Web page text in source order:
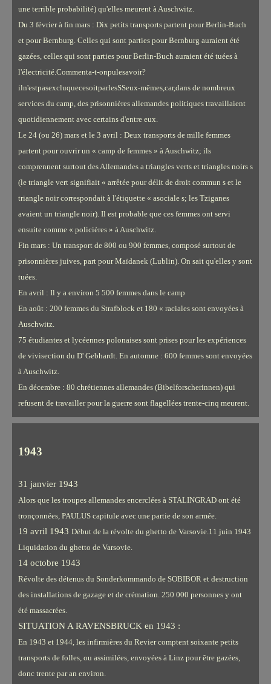
une terrible probabilité) qu'elles meurent à Auschwitz.
Du 3 février à fin mars : Dix petits transports partent pour Berlin-Buch
et pour Bernburg. Celles qui sont parties pour Bernburg auraient été
gazées, celles qui sont parties pour Berlin-Buch auraient été tuées à
l'électricité.Commenta-t-onpulesavoir?
iln'estpasexcluquecesoitparlesSSeux-mêmes,car,dans de nombreux
services du camp, des prisonnières allemandes politiques travaillaient
quotidiennement avec certains d'entre eux.
Le 24 (ou 26) mars et le 3 avril : Deux transports de mille femmes
partent pour ouvrir un « camp de femmes » à Auschwitz; ils
comprennent surtout des Allemandes a triangles verts et triangles noirs s
(le triangle vert signifiait « arrêtée pour délit de droit commun s et le
triangle noir correspondait à l'étiquette « asociale s; les Tziganes
avaient un triangle noir). Il est probable que ces femmes ont servi
ensuite comme « policières » à Auschwitz.
Fin mars : Un transport de 800 ou 900 femmes, composé surtout de
prisonnières juives, part pour Maïdanek (Lublin). On sait qu'elles y sont
tuées.
En avril : Il y a environ 5 500 femmes dans le camp
En août : 200 femmes du Strafblock et 180 « raciales sont envoyées à
Auschwitz.
75 étudiantes et lycéennes polonaises sont prises pour les expériences
de vivisection du D' Gebhardt. En automne : 600 femmes sont envoyées
à Auschwitz.
En décembre : 80 chrétiennes allemandes (Bibelforscherinnen) qui
refusent de travailler pour la guerre sont flagellées trente-cinq meurent.
1943
31 janvier 1943
Alors que les troupes allemandes encerclées à STALINGRAD ont été
tronçonnées, PAULUS capitule avec une partie de son armée.
19 avril 1943 Début de la révolte du ghetto de Varsovie.11 juin 1943
Liquidation du ghetto de Varsovie.
14 octobre 1943
Révolte des détenus du Sonderkommando de SOBIBOR et destruction
des installations de gazage et de crémation. 250 000 personnes y ont
été massacrées.
SITUATION A RAVENSBRUCK en 1943 :
En 1943 et 1944, les infirmières du Revier comptent soixante petits
transports de folles, ou assimilées, envoyées à Linz pour être gazées,
donc trente par an environ.